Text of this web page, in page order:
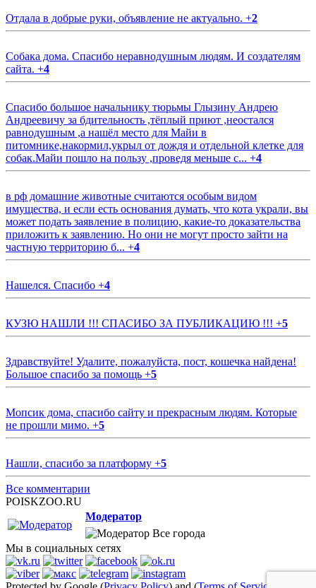
Отдала в добрые руки, объявление не актуально. +2
Собака дома. Спасибо неравнодушным людям. И создателям
сайта. +4
Спасибо большое начальнику тюрьмы Глызину Андрею
Андреевичу за бдительность ,тёплый приют ,неостался
равнодушным ,а нашёл место для Майи в
питомнике,накормил,укрыл от дождя и отдельной клетке для
собак.Майи пошло на пользу ,проведя меньше с... +4
в рф домашние животные считаются особым видом
имущества, и если есть основания думать, что кота украли, вы
может подать заявление в полицию, какие-то доказательства
приложить к заявлению. Но они не могут просто зайти на
частную территорию б... +4
Нашелся. Спасибо +4
КУЗЮ НАШЛИ !!! СПАСИБО ЗА ПУБЛИКАЦИЮ !!! +5
Здравствуйте! Удалите, пожалуйста, пост, кошечка найдена!
Большое спасибо за помощь +5
Мопсик дома, спасибо сайту и прекрасным людям. Которые
не прошли мимо. +5
Нашли, спасибо за платформу +5
Все комментарии
POISKZOO.RU
Модератор
Все города
Мы в социальных сетях